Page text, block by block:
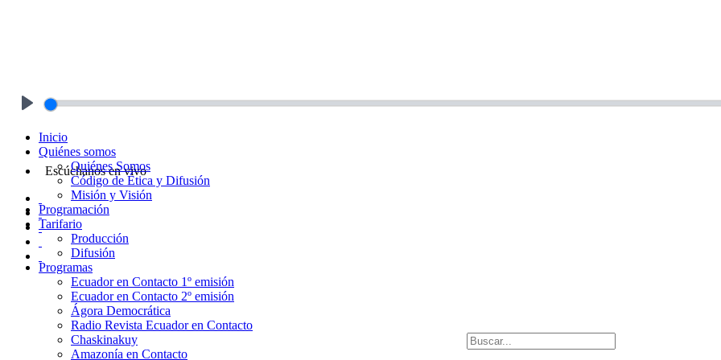
Escúchanos en vivo
Inicio
Quiénes somos
Quiénes Somos
Código de Ética y Difusión
Misión y Visión
Programación
Tarifario
Producción
Difusión
Programas
Ecuador en Contacto 1º emisión
Ecuador en Contacto 2º emisión
Ágora Democrática
Radio Revista Ecuador en Contacto
Chaskinakuy
Amazonía en Contacto